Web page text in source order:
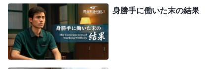
ており、誰のためにもならない」（『神の出現と働
き』「キリストの初めの言葉、第二十二章」〔『言葉』第
1巻〕） 。「自分は生まれながらの天才で、天より少
し低いものの、地よりは無限に高いなどと考えない
身勝手に働いた末の結果